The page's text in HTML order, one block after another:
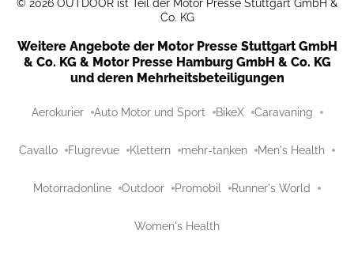
© 2026 OUTDOOR ist Teil der Motor Presse Stuttgart GmbH &
Co. KG
Weitere Angebote der Motor Presse Stuttgart GmbH
& Co. KG & Motor Presse Hamburg GmbH & Co. KG
und deren Mehrheitsbeteiligungen
Aerokurier Auto Motor und Sport BikeX Caravaning
Cavallo Flugrevue Klettern mehr-tanken Men's Health
Motorradonline Outdoor Promobil Runner's World
Women's Health